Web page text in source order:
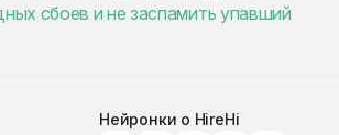
сбоев и не заспамить упавший
Нейронки о HireHi